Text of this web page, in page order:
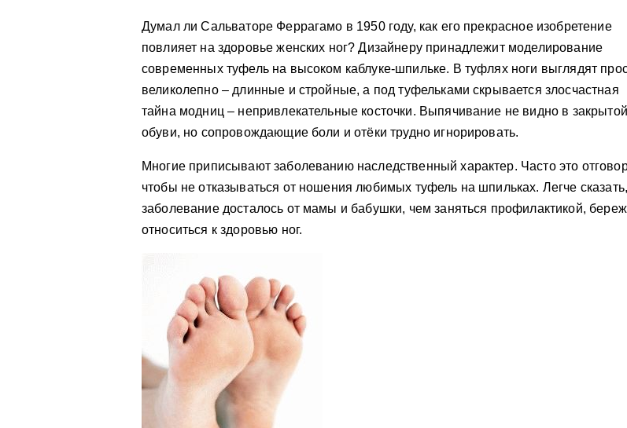
Думал ли Сальваторе Феррагамо в 1950 году, как его прекрасное изобретение
повлияет на здоровье женских ног? Дизайнеру принадлежит моделирование
современных туфель на высоком каблуке-шпильке. В туфлях ноги выглядят
великолепно – длинные и стройные, а под туфельками скрывается злосчастная
тайна модниц – непривлекательные косточки. Выпячивание не видно в закрытой
обуви, но сопровождающие боли и отёки трудно игнорировать.
Многие приписывают заболеванию наследственный характер. Часто это
чтобы не отказываться от ношения любимых туфель на шпильках. Легче
заболевание досталось от мамы и бабушки, чем заняться профилактикой,
относиться к здоровью ног.